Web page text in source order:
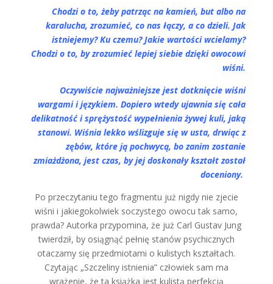
Chodzi o to, żeby patrząc na kamień, but albo na
karalucha, zrozumieć, co nas łączy, a co dzieli. Jak
istniejemy? Ku czemu? Jakie wartości wcielamy?
Chodzi o to, by zrozumieć lepiej siebie dzięki owocowi
wiśni.
Oczywiście najważniejsze jest dotknięcie wiśni
wargami i językiem. Dopiero wtedy ujawnia się cała
delikatność i sprężystość wypełnienia żywej kuli, jaką
stanowi. Wiśnia lekko wślizguje się w usta, drwiąc z
zębów, które ją pochwycą, bo zanim zostanie
zmiażdżona, jest czas, by jej doskonały kształt został
doceniony.
Po przeczytaniu tego fragmentu już nigdy nie zjecie
wiśni i jakiegokolwiek soczystego owocu tak samo,
prawda? Autorka przypomina, że już Carl Gustav Jung
twierdził, by osiągnąć pełnię stanów psychicznych
otaczamy się przedmiotami o kulistych kształtach.
Czytając „Szczeliny istnienia” człowiek sam ma
wrażenie, że ta książka jest kulistą perfekcją